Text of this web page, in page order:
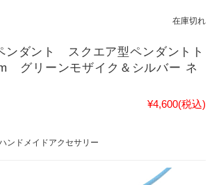
在庫切れ
ンダント スクエア型ペンダントト
グリーンモザイク＆シルバー ネ
¥4,600(税込)
ンドメイドアクセサリー